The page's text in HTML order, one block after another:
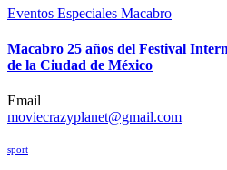
Eventos Especiales Macabro
Macabro 25 años del Festival
de la Ciudad de México
Email
moviecrazyplanet@gmail.com
sport